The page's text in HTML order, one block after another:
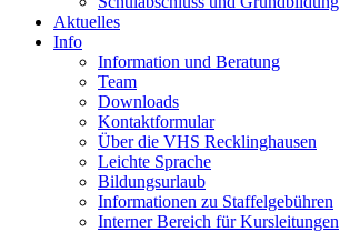
Aktuelles
Info
Information und Beratung
Team
Downloads
Kontaktformular
Über die VHS Recklinghausen
Leichte Sprache
Bildungsurlaub
Informationen zu Staffelgebühren
Interner Bereich für Kursleitungen